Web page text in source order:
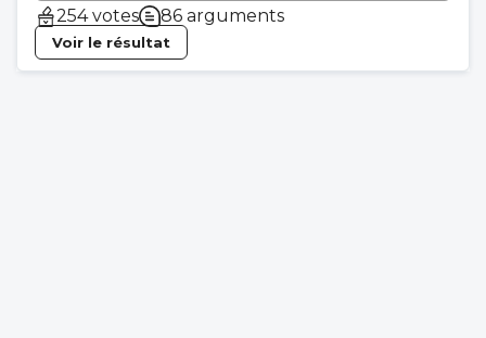
254 votes
86 arguments
Voir le résultat